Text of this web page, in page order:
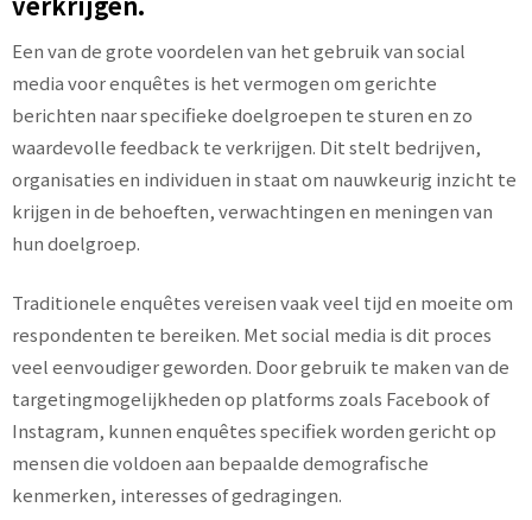
Een van de grote voordelen van het gebruik van social
media voor enquêtes is het vermogen om gerichte
berichten naar specifieke doelgroepen te sturen en zo
waardevolle feedback te verkrijgen. Dit stelt bedrijven,
organisaties en individuen in staat om nauwkeurig inzicht te
krijgen in de behoeften, verwachtingen en meningen van
hun doelgroep.
Traditionele enquêtes vereisen vaak veel tijd en moeite om
respondenten te bereiken. Met social media is dit proces
veel eenvoudiger geworden. Door gebruik te maken van de
targetingmogelijkheden op platforms zoals Facebook of
Instagram, kunnen enquêtes specifiek worden gericht op
mensen die voldoen aan bepaalde demografische
kenmerken, interesses of gedragingen.